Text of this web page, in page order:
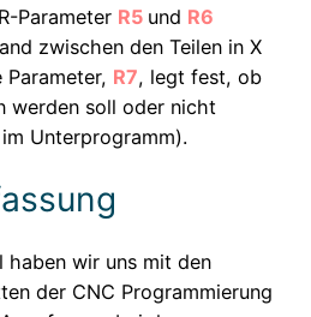
Parameter R5 und R6
zwischen den Teilen in X
R7, legt fest, ob
werden soll oder nicht
Unterprogramm).
haben wir uns mit den
der CNC Programmierung